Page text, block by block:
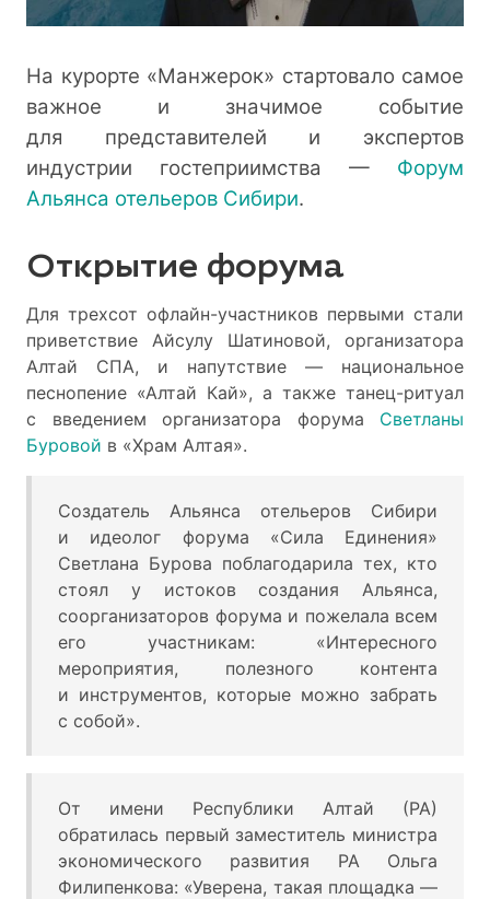
На курорте «Манжерок» стартовало самое
важное и значимое событие
для представителей и экспертов
индустрии гостеприимства — Форум
Альянса отельеров Сибири.
Открытие форума
Для трехсот офлайн-участников первыми стали
приветствие Айсулу Шатиновой, организатора
Алтай СПА, и напутствие — национальное
песнопение «Алтай Кай», а также танец-ритуал
с введением организатора форума Светланы
Буровой в «Храм Алтая».
Создатель Альянса отельеров Сибири
и идеолог форума «Сила Единения»
Светлана Бурова поблагодарила тех, кто
стоял у истоков создания Альянса,
соорганизаторов форума и пожелала всем
его участникам: «Интересного
мероприятия, полезного контента
и инструментов, которые можно забрать
с собой».
От имени Республики Алтай (РА)
обратилась первый заместитель министра
экономического развития РА Ольга
Филипенкова: «Уверена, такая площадка —